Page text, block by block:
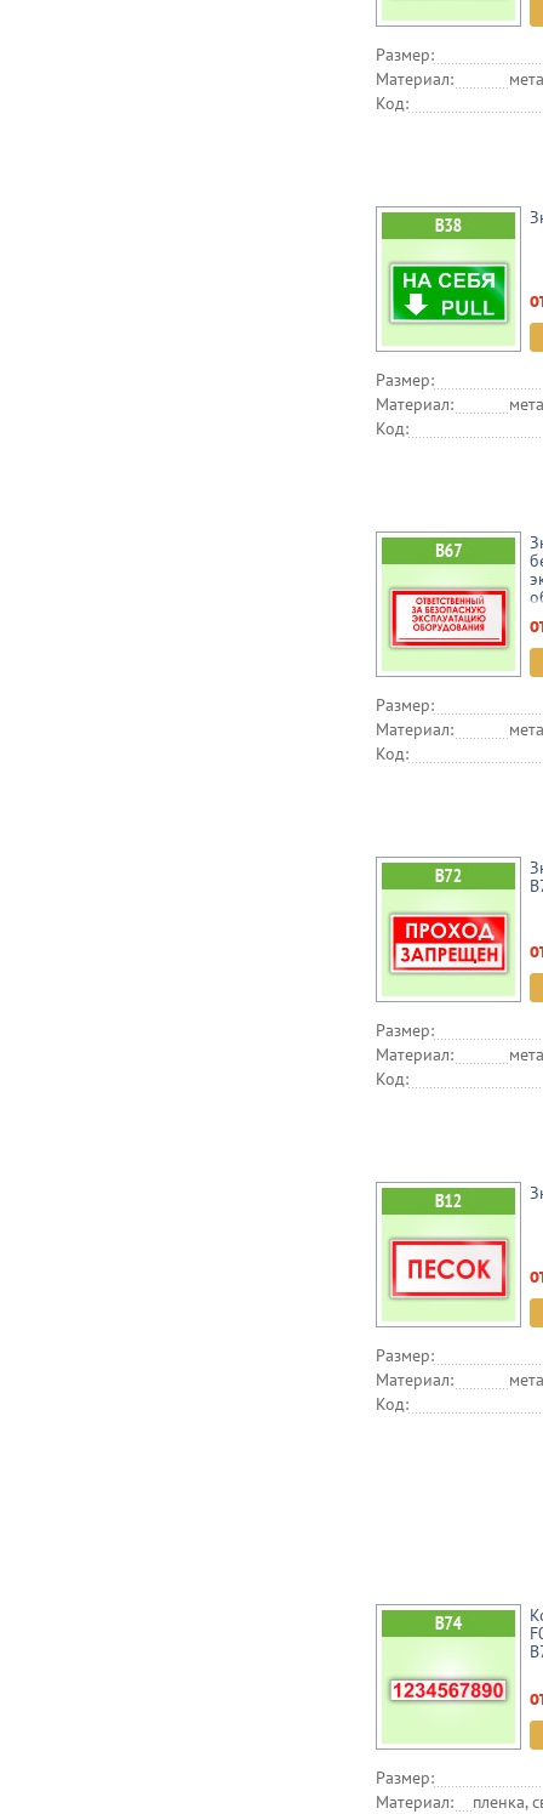
Размер:
Материал:
Код:
Размер:
Материал:
Код:
Размер:
Материал:
Код:
Размер:
Материал:
Код:
Размер:
Материал:
Код:
Размер:
Материал:
пленка,